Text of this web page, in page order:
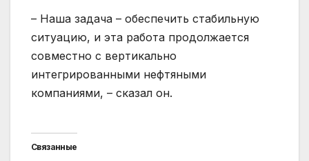
– Наша задача – обеспечить стабильную
ситуацию, и эта работа продолжается
совместно с вертикально
интегрированными нефтяными
компаниями, – сказал он.
Связанные